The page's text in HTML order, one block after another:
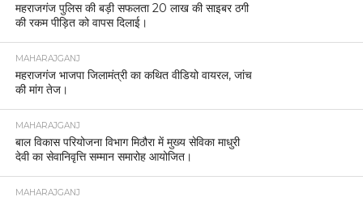
महराजगंज पुलिस की बड़ी सफलता 20 लाख की साइबर ठगी
की रकम पीड़ित को वापस दिलाई।
MAHARAJGANJ
महराजगंज भाजपा जिलामंत्री का कथित वीडियो वायरल, जांच
की मांग तेज।
MAHARAJGANJ
बाल विकास परियोजना विभाग मिठौरा में मुख्य सेविका माधुरी
देवी का सेवानिवृत्ति सम्मान समारोह आयोजित।
MAHARAJGANJ